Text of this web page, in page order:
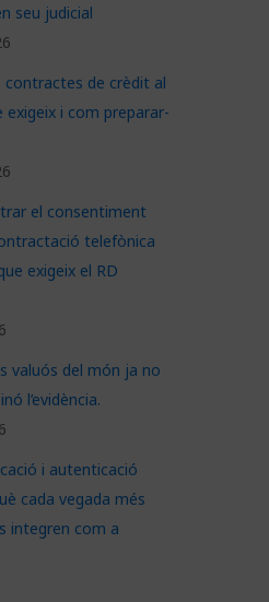
seu judicial
contractes de crèdit al
exigeix i com preparar-
el consentiment
telefònica
exigeix el RD
valuós del món ja no
l’evidència.
i autenticació
cada vegada més
integren com a